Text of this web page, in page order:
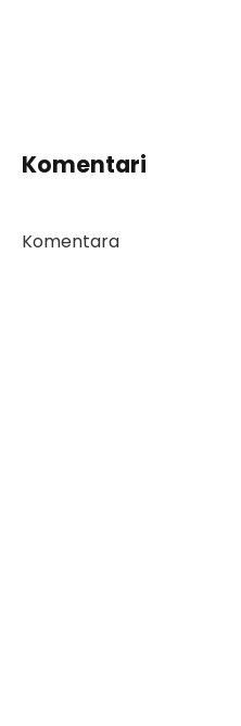
Komentari
Komentara